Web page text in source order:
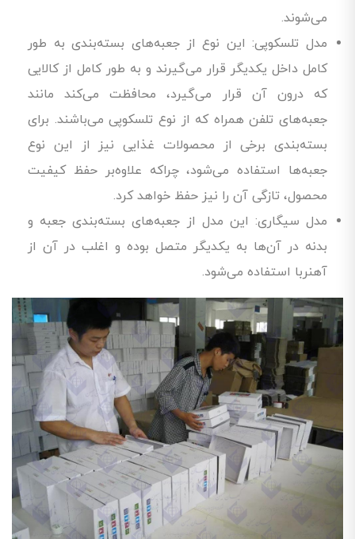
می‌شوند.
مدل تلسکوپی: این نوع از جعبه‌های بسته‌بندی به طور
کامل داخل یکدیگر قرار می‌گیرند و به طور کامل از کالایی
که درون آن قرار می‌گیرد، محافظت می‌کند مانند
جعبه‌های تلفن همراه که از نوع تلسکوپی می‌باشند. برای
بسته‌بندی برخی از محصولات غذایی نیز از این نوع
جعبه‌ها استفاده می‌شود، چراکه علاوه‌بر حفظ کیفیت
محصول، تازگی آن را نیز حفظ خواهد کرد.
مدل سیگاری: این مدل از جعبه‌های بسته‌بندی جعبه و
بدنه در آن‌ها به یکدیگر متصل بوده و اغلب در آن از
آهنربا استفاده می‌شود.